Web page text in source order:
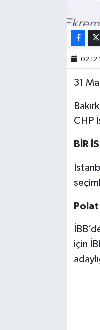
31
CHP
BİR
için
OTOMOTİV